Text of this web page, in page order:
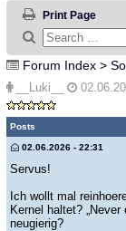
Print Page
Forum Index >
__Luki__
Posts
02.06.2026 - 22:31
Servus!
Ich wollt mal
Kernel haltet?
neugierig?